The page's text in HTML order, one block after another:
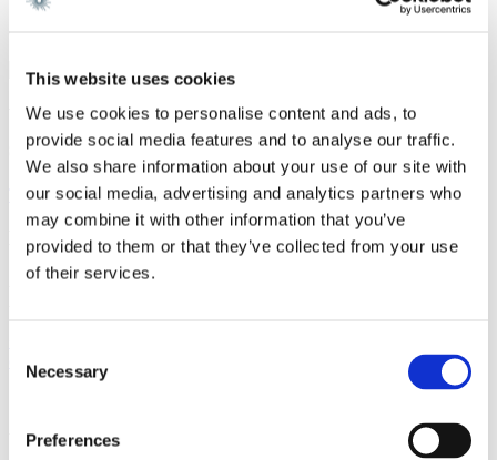
This website uses cookies
We use cookies to personalise content and ads, to
provide social media features and to analyse our traffic.
We also share information about your use of our site with
our social media, advertising and analytics partners who
may combine it with other information that you’ve
provided to them or that they’ve collected from your use
of their services.
Selection
Necessary
Preferences
Gorrissen Federspiel 2021 -
Vi er et førende dansk advokatfirma med
stærke internationale relationer.
Tilmeld dig nyheder og arrangementer
København
Axel Towers
contact@gorrissenfederspiel.com
Aarhus